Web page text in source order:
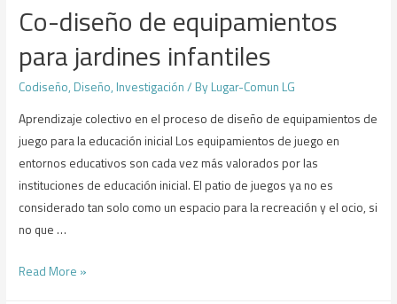
Co-diseño de equipamientos
para jardines infantiles
Codiseño, Diseño, Investigación / By Lugar-Comun LG
Aprendizaje colectivo en el proceso de diseño de equipamientos de
juego para la educación inicial Los equipamientos de juego en
entornos educativos son cada vez más valorados por las
instituciones de educación inicial. El patio de juegos ya no es
considerado tan solo como un espacio para la recreación y el ocio, si
no que …
Read More »